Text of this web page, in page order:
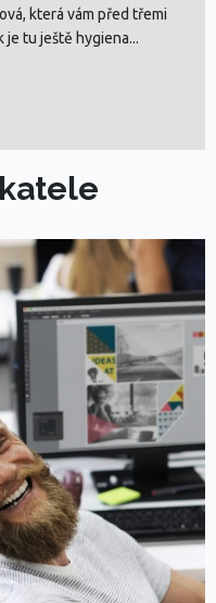
která vám před třemi
je tu ještě hygiena...